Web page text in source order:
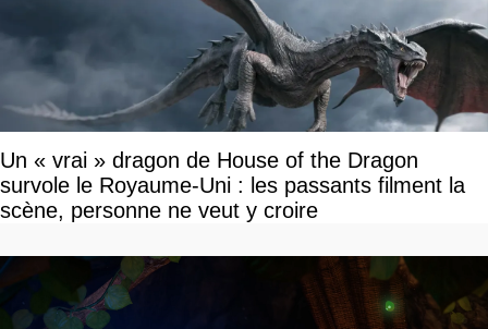
Un « vrai » dragon de House of the Dragon
survole le Royaume-Uni : les passants filment la
scène, personne ne veut y croire